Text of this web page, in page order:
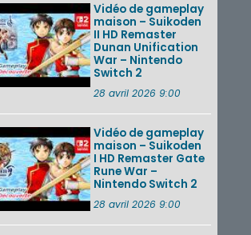
Vidéo de gameplay
maison – Suikoden
II HD Remaster
Dunan Unification
War – Nintendo
Switch 2
28 avril 2026 9:00
Vidéo de gameplay
maison – Suikoden
I HD Remaster Gate
Rune War –
Nintendo Switch 2
28 avril 2026 9:00